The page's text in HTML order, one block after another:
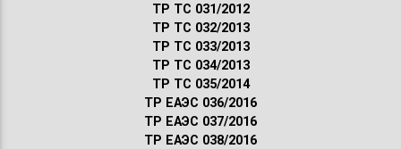
ТР ТС 031/2012
ТР ТС 032/2013
ТР ТС 033/2013
ТР ТС 034/2013
ТР ТС 035/2014
ТР ЕАЭС 036/2016
ТР ЕАЭС 037/2016
ТР ЕАЭС 038/2016